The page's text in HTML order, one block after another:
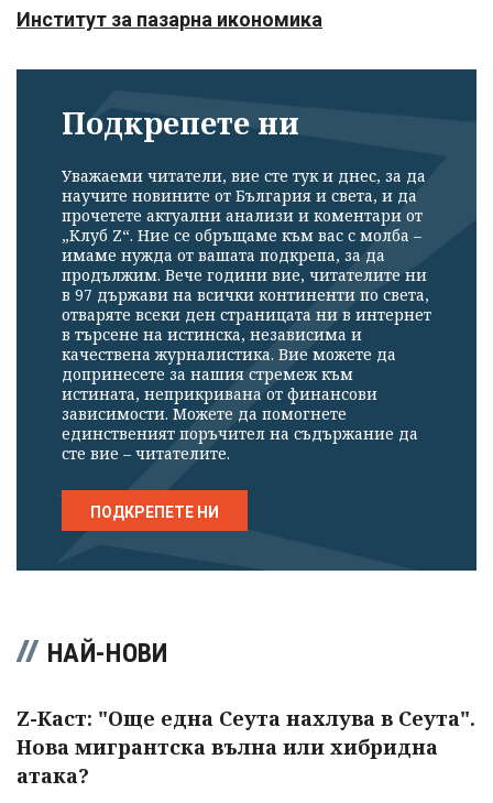
Институт за пазарна икономика
Подкрепете ни
Уважаеми читатели, вие сте тук и днес, за да
научите новините от България и света, и да
прочетете актуални анализи и коментари от
„Клуб Z“. Ние се обръщаме към вас с молба –
имаме нужда от вашата подкрепа, за да
продължим. Вече години вие, читателите ни
в 97 държави на всички континенти по света,
отваряте всеки ден страницата ни в интернет
в търсене на истинска, независима и
качествена журналистика. Вие можете да
допринесете за нашия стремеж към
истината, неприкривана от финансови
зависимости. Можете да помогнете
единственият поръчител на съдържание да
сте вие – читателите.
ПОДКРЕПЕТЕ НИ
НАЙ-НОВИ
Z-Каст: "Още една Сеута нахлува в Сеута".
Нова мигрантска вълна или хибридна
атака?